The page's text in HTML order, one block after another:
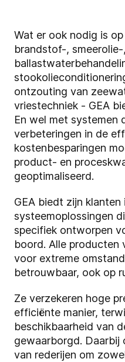
Wat er ook nodig is
brandstof-,
ontzouting van
vriestechniek - GEA
En wel met systemen
verbeteringen in de
kostenbesparingen
product- en
geoptimaliseerd.
GEA biedt zijn
systeemoplossingen
specifiek ontworpen
boord. Alle producten
voor extreme
betrouwbaar, ook op
Ze verzekeren hoge
efficiënte manier,
beschikbaarheid van
gewaarborgd. Daarbij
van rederijen om